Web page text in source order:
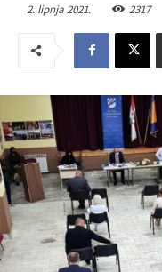
2. lipnja 2021. 2317